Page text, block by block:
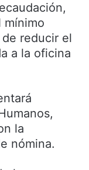
mínimo
reducir el
a la oficina
la
nómina.